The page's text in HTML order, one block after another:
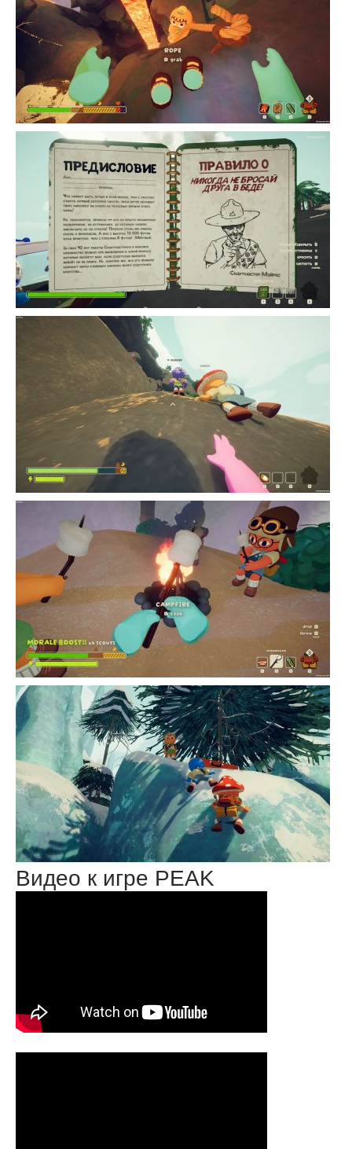
Видео к игре PEAK